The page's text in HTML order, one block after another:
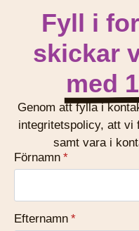
Fyll i
skickar
med
Genom att fylla i
integritetspolicy, att vi
samt vara i
Förnamn *
Efternamn *